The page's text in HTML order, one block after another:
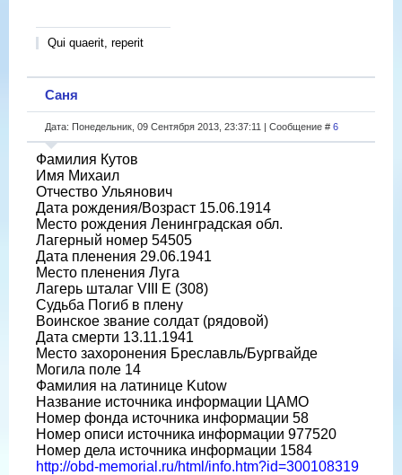
Qui quaerit, reperit
Саня
Дата: Понедельник, 09 Сентября 2013, 23:37:11 | Сообщение # 6
Фамилия Кутов
Имя Михаил
Отчество Ульянович
Дата рождения/Возраст 15.06.1914
Место рождения Ленинградская обл.
Лагерный номер 54505
Дата пленения 29.06.1941
Место пленения Луга
Лагерь шталаг VIII E (308)
Судьба Погиб в плену
Воинское звание солдат (рядовой)
Дата смерти 13.11.1941
Место захоронения Бреславль/Бургвайде
Могила поле 14
Фамилия на латинице Kutow
Название источника информации ЦАМО
Номер фонда источника информации 58
Номер описи источника информации 977520
Номер дела источника информации 1584
http://obd-memorial.ru/html/info.htm?id=300108319